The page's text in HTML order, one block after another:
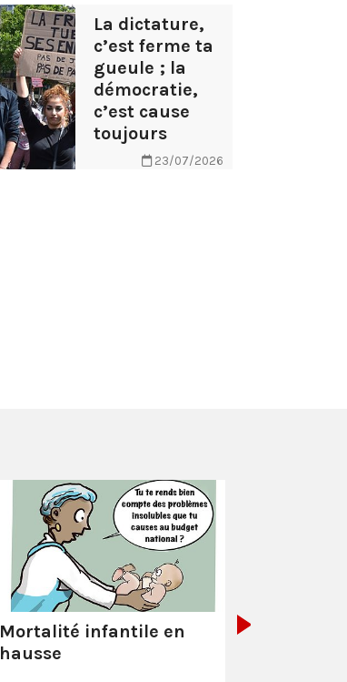
La dictature,
c’est ferme ta
gueule ; la
démocratie,
c’est cause
toujours
23/07/2026
Mortalité infantile en
hausse